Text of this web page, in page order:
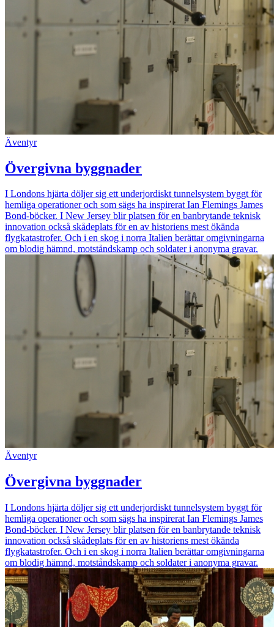
Äventyr
Övergivna byggnader
I Londons hjärta döljer sig ett underjordiskt tunnelsystem byggt för
hemliga operationer och som sägs ha inspirerat Ian Flemings James
Bond-böcker. I New Jersey blir platsen för en banbrytande teknisk
innovation också skådeplats för en av historiens mest ökända
flygkatastrofer. Och i en skog i norra Italien berättar omgivningarna
om blodig hämnd, motståndskamp och soldater i anonyma gravar.
Äventyr
Övergivna byggnader
I Londons hjärta döljer sig ett underjordiskt tunnelsystem byggt för
hemliga operationer och som sägs ha inspirerat Ian Flemings James
Bond-böcker. I New Jersey blir platsen för en banbrytande teknisk
innovation också skådeplats för en av historiens mest ökända
flygkatastrofer. Och i en skog i norra Italien berättar omgivningarna
om blodig hämnd, motståndskamp och soldater i anonyma gravar.